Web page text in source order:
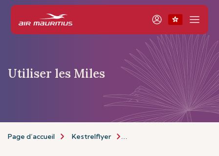
Utiliser les Miles
Page d’accueil Kestrelflyer